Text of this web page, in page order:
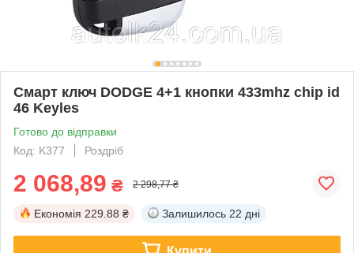
Смарт ключ DODGE 4+1 кнопки 433mhz chip id
46 Keyles
Готово до відправки
Код: K377
Роздріб
2 068,89 ₴ 2 298,77 ₴
Економія 229.88 ₴ Залишилось 22 дні